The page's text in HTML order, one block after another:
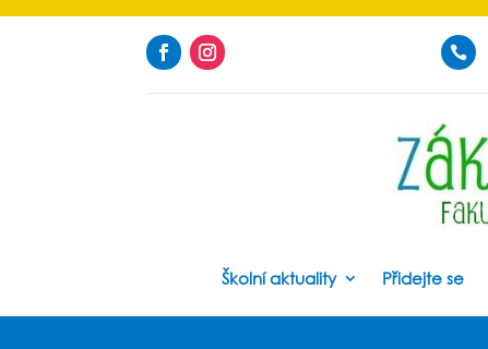

Školní aktuality Přidejte se